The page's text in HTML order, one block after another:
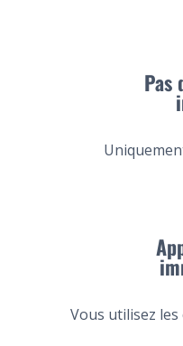
Pas
Vous utilisez